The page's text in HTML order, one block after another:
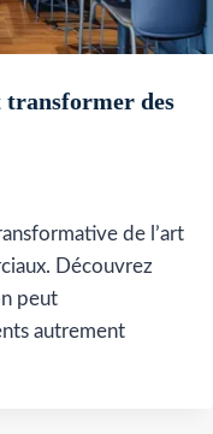
transformer des
de l’art
Découvrez
peut
autrement